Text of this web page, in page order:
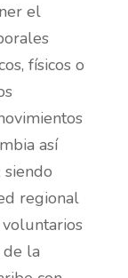
el
físicos o
así
regional
la